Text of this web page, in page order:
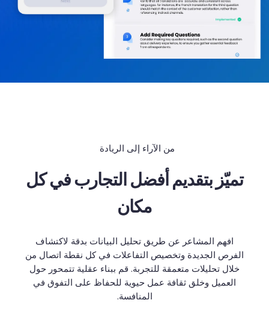
من الآراء إلى الريادة
تميّز بتقديم أفضل التجارب في كل
مكان
افهم المشاعر عن طريق تحليل البيانات بدقة لاكتشاف
الفرص الجديدة وتخصيص التفاعلات في كل نقطة اتصال من
خلال تحليلات متعمقة للتجربة. قم ببناء عقلية تتمحور حول
العميل وخلق ثقافة عمل حيوية للحفاظ على التفوق في
المنافسة.